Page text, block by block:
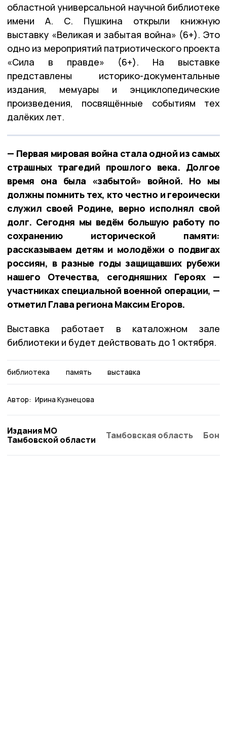
областной универсальной научной библиотеке
имени А. С. Пушкина открыли книжную
выставку «Великая и забытая война» (6+). Это
одно из мероприятий патриотического проекта
«Сила в правде» (6+). На выставке
представлены историко-документальные
издания, мемуары и энциклопедические
произведения, посвящённые событиям тех
далёких лет.
— Первая мировая война стала одной из самых
страшных трагедий прошлого века. Долгое
время она была «забытой» войной. Но мы
должны помнить тех, кто честно и героически
служил своей Родине, верно исполнял свой
долг. Сегодня мы ведём большую работу по
сохранению исторической памяти:
рассказываем детям и молодёжи о подвигах
россиян, в разные годы защищавших рубежи
нашего Отечества, сегодняшних Героях —
участниках специальной военной операции, —
отметил Глава региона Максим Егоров.
Выставка работает в каталожном зале
библиотеки и будет действовать до 1 октября.
библиотека память выставка
Автор: Ирина Кузнецова
Издания МО
Тамбовской области
Тамбовская область